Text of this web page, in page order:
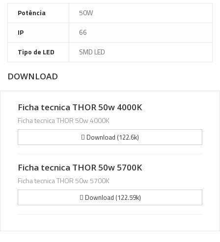
Potência
50W
IP
66
Tipo de LED
SMD LED
DOWNLOAD
Ficha tecnica THOR 50w 4000K
Ficha tecnica THOR 50w 4000K
Download (122.6k)
Ficha tecnica THOR 50w 5700K
Ficha tecnica THOR 50w 5700K
Download (122.59k)